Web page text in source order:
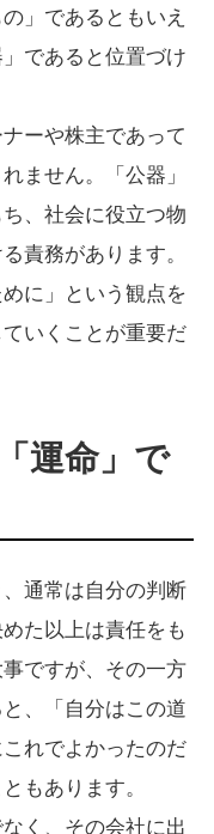
」であるともいえ
であると位置づけ
ーや株主であって
ません。「公器」
、社会に役立つ物
責務があります。
に」という観点を
いくことが重要だ
運命」で
通常は自分の判断
た以上は責任をも
ですが、その一方
、「自分はこの道
れでよかったのだ
もあります。
く、その会社に出